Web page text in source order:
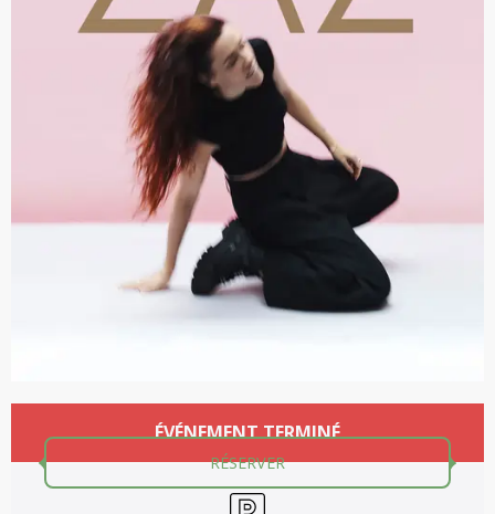
Ouverture et coordonnées
ÉVÉNEMENT TERMINÉ
RÉSERVER
Parking